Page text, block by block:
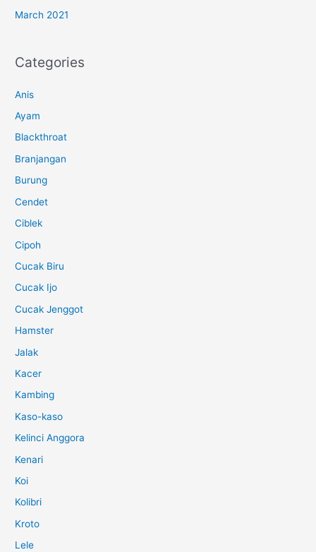
March 2021
Categories
Anis
Ayam
Blackthroat
Branjangan
Burung
Cendet
Ciblek
Cipoh
Cucak Biru
Cucak Ijo
Cucak Jenggot
Hamster
Jalak
Kacer
Kambing
Kaso-kaso
Kelinci Anggora
Kenari
Koi
Kolibri
Kroto
Lele